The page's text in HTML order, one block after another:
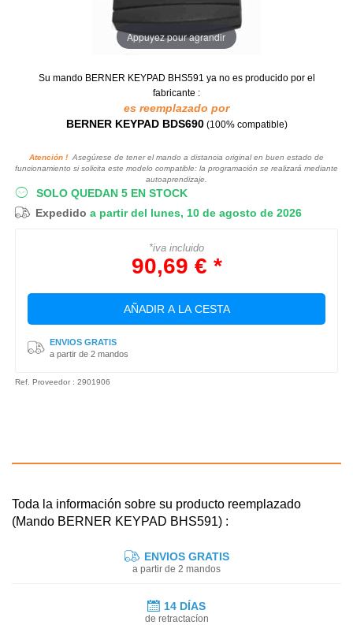
Appuyez pour agrandir
Su mando BERNER KEYPAD BHS591 ya no es producido por el
fabricante :
es reemplazado por
BERNER KEYPAD BDS690 (100% compatible)
Atención ! Asegúrese de tener el mando a distancia original en buen estado de
funcionamiento si solicita este modelo compatible: la programación se realizará mediante
autoaprendizaje.
SOLO QUEDAN 5 EN STOCK
Expedido a partir del lunes, 10 de agosto de 2026
*iva incluido
90,69 € *
AÑADIR A LA CESTA
ENVIOS GRATIS
a partir de 2 mandos
Ref. Proveedor : 2901906
Toda la información sobre su producto reemplazado
(Mando BERNER KEYPAD BHS591) :
ENVIOS GRATIS
a partir de 2 mandos
14 DÍAS
de retractacíon